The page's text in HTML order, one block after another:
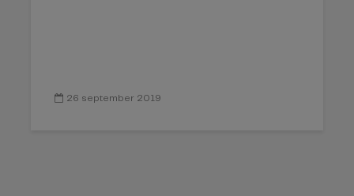
26 september 2019